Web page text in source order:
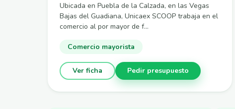
Ubicada en Puebla de la Calzada, en las Vegas
Bajas del Guadiana, Unicaex SCOOP trabaja en el
comercio al por mayor de f...
Comercio mayorista
Ver ficha Pedir presupuesto